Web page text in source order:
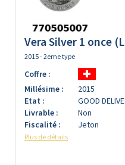
Vera Silver 1 once
2015 - 2eme type
Coffre :
Millésime :
2015
Etat :
GOOD
Livrable :
Non
Fiscalité :
Jeton
Plus de détails